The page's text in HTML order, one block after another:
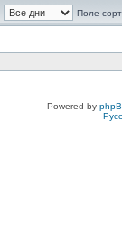
Поле
Powered by